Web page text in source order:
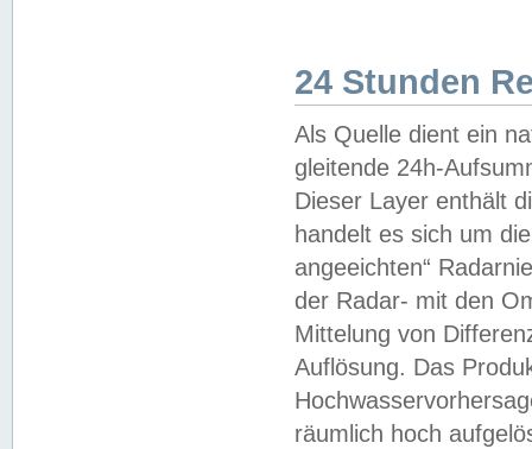
24 Stunden
Als Quelle dient ein
gleitende 24h-
Dieser Layer enthält
handelt es sich um
angeeichten“
der Radar- mit den
Mittelung von
Auflösung. Das
räumlich hoch